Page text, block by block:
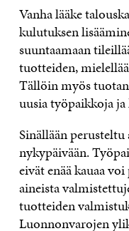
Vanha lääke
kulutuksen
suuntaamaan
tuotteiden,
Tällöin myös
uusia työpaikkoja
Sinällään
nykypäivään.
eivät enää kauaa
aineista
tuotteiden
Luonnonvarojen